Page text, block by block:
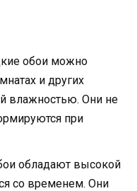
обои можно
и других
влажностью. Они не
при
обладают высокой
со временем. Они